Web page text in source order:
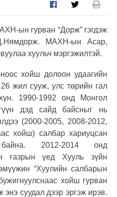
ын гурван “Дорж” гэгдэж
МАХН-ын Асар,
хуульч мэргэжилтэй.
хойш долоон удаагийн
жил сууж, улс төрийн гал
1990-1992 онд Монгол
дэд сайд байсныг нь
(2000-2005, 2008-2012,
хойш) салбар хариуцсан
2012-2014 онд
газрын үед Хууль зүйн
“Хуулийн салбарын
хойш гурван
суудал дээр эргэж ирэв.